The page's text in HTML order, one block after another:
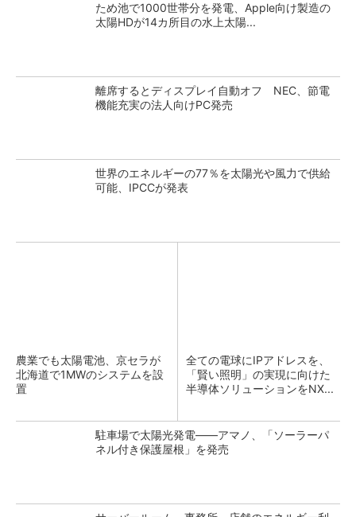
ため池で1000世帯分を発電、Apple向け製造の
太陽HDが14カ所目の水上太陽...
離席するとディスプレイ自動オフ NEC、節電
機能充実の法人向けPC発売
世界のエネルギーの77％を太陽光や風力で供給
可能、IPCCが発表
農業でも太陽電池、京セラが
北海道で1MWのシステムを設
置
全ての電球にIPアドレスを、
「賢い照明」の実現に向けた
半導体ソリューションをNX...
駐車場で太陽光発電――アマノ、「ソーラーパ
ネル付き保護屋根」を発売